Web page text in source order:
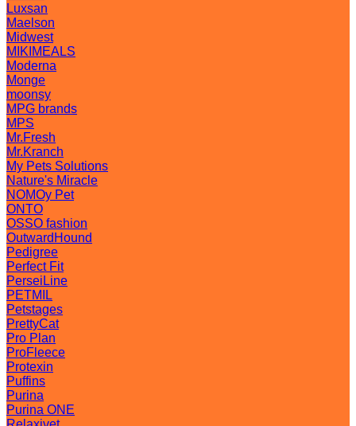
Luxsan
Maelson
Midwest
MIKIMEALS
Moderna
Monge
moonsy
MPG brands
MPS
Mr.Fresh
Mr.Kranch
My Pets Solutions
Nature's Miracle
NOMOy Pet
ONTO
OSSO fashion
OutwardHound
Pedigree
Perfect Fit
PerseiLine
PETMIL
Petstages
PrettyCat
Pro Plan
ProFleece
Protexin
Puffins
Purina
Purina ONE